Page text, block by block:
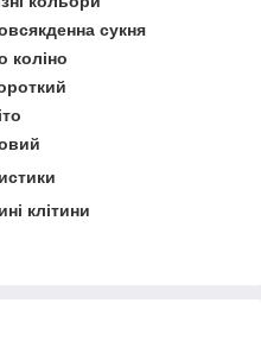
сукня
коліно
клітини